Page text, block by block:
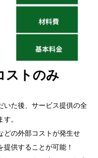
ストのみ
いた後、サービス提供の全
。
どの外部コストが発生せ
提供することが可能！